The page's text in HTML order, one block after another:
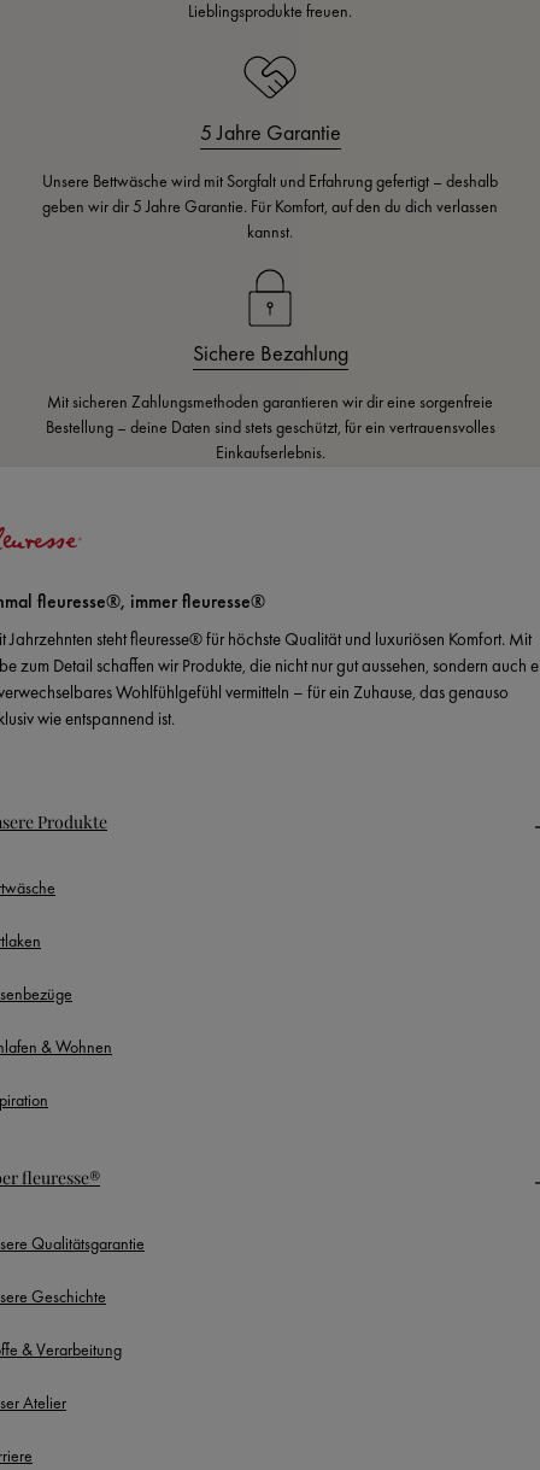
Lieblingsprodukte freuen.
5 Jahre Garantie
Unsere Bettwäsche wird mit Sorgfalt und Erfahrung gefertigt – deshalb
geben wir dir 5 Jahre Garantie. Für Komfort, auf den du dich verlassen
kannst.
Sichere Bezahlung
Mit sicheren Zahlungsmethoden garantieren wir dir eine sorgenfreie
Bestellung – deine Daten sind stets geschützt, für ein vertrauensvolles
Einkaufserlebnis.
fleuresse®, immer fleuresse®
Jahrzehnten steht fleuresse® für höchste Qualität und luxuriösen Komfort. Mit
zum Detail schaffen wir Produkte, die nicht nur gut aussehen, sondern auch
Wohlfühlgefühl vermitteln – für ein Zuhause, das genauso
wie entspannend ist.
Produkte
& Wohnen
fleuresse®
Qualitätsgarantie
Geschichte
& Verarbeitung
Atelier